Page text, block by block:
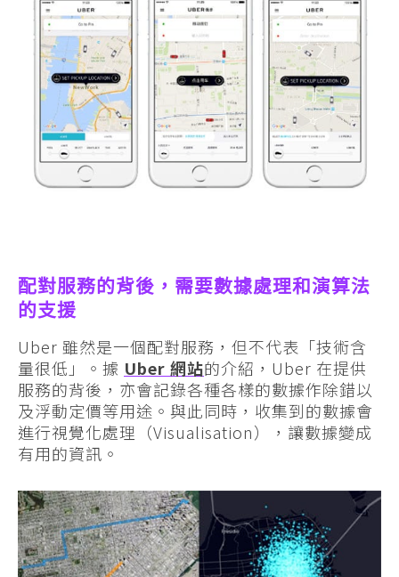
配對服務的背後，需要數據處理和演算法
的支援
Uber 雖然是一個配對服務，但不代表「技術含
量很低」。據 Uber 網站的介紹，Uber 在提供
服務的背後，亦會記錄各種各樣的數據作除錯以
及浮動定價等用途。與此同時，收集到的數據會
進行視覺化處理（Visualisation），讓數據變成
有用的資訊。